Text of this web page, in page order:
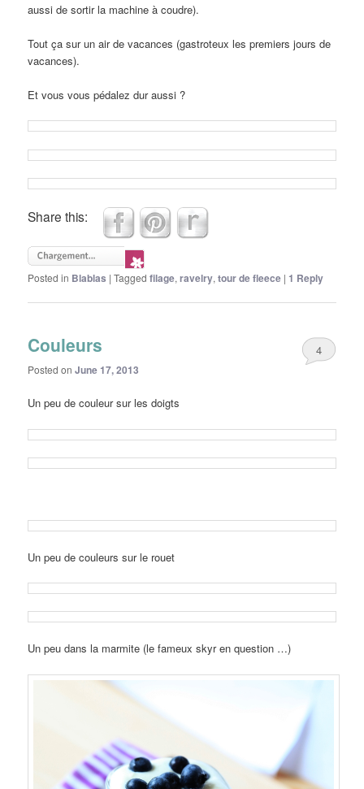
aussi de sortir la machine à coudre).
Tout ça sur un air de vacances (gastroteux les premiers jours de
vacances).
Et vous vous pédalez dur aussi ?
Share this:
Posted in Blablas |Tagged filage,ravelry,tour de fleece | 1 Reply
Couleurs
Posted onJune 17, 2013
4
Un peu de couleur sur les doigts
Un peu de couleurs sur le rouet
Un peu dans la marmite (le fameux skyr en question …)